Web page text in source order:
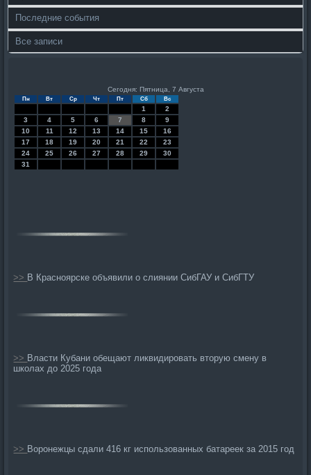
Последние события
Все записи
Сегодня: Пятница, 7 Августа
Пн Вт Ср Чт Пт Сб Вс
1
2
3
4 5 6 7 8
9
10
11 12 13 14 15
16
17
18 19 20 21 22
23
24
25 26 27 28 29
30
31
>> В Красноярске объявили о слиянии СибГАУ и СибГТУ
>> Власти Кубани обещают ликвидировать вторую смену в
школах до 2025 года
>> Воронежцы сдали 416 кг использованных батареек за 2015 год